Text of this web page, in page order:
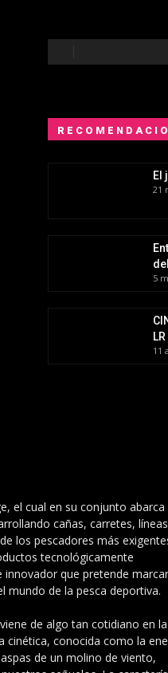
El
21
5
LR
11
el cual en su conjunto abarca
cañas, carretes,
los pescadores más
tecnológicamente
que pretende marcar
mundo de la pesca deportiva.
de algo tan cotidiano en la
cinética, conocida como la
de un molino de viento,